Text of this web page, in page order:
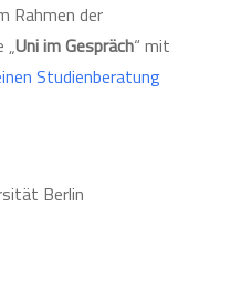
Rahmen der
„Uni im Gespräch“ mit
Studienberatung
Berlin